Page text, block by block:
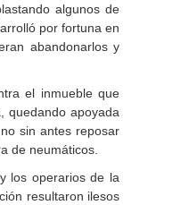
algunos de
por fortuna en
abandonarlos y
el inmueble que
quedando apoyada
sin antes reposar
de neumáticos.
los operarios de la
resultaron ilesos